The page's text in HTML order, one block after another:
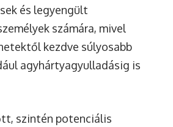
és legyengült
számára, mivel
kezdve súlyosabb
agyhártyagyulladásig is
szintén potenciális